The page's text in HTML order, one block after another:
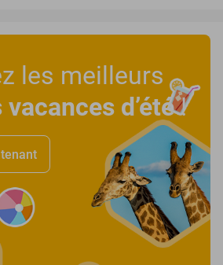
les meilleurs
vacances d’été!